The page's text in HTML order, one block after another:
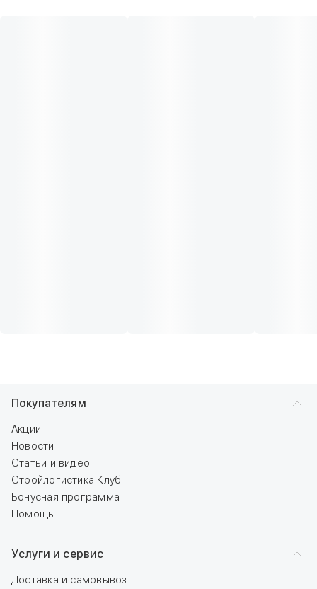
Покупателям
Акции
Новости
Статьи и видео
Стройлогистика Клуб
Бонусная программа
Помощь
Услуги и сервис
Доставка и самовывоз